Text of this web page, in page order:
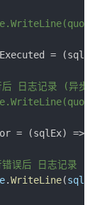
= (sql,
日志记录 (异步)
= (sqlEx) =>
误后 日志记录 (异
.WriteLine(sqlEx